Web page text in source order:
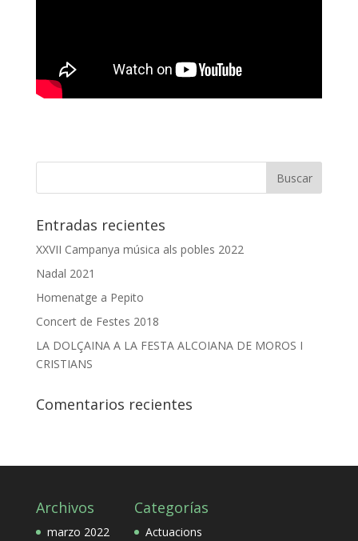
Entradas recientes
XXVII Campanya música als pobles 2022
Nadal 2021
Homenatge a Pepito
Concert de Festes 2018
LA DOLÇAINA A LA FESTA ALCOIANA DE MOROS I
CRISTIANS
Comentarios recientes
Archivos
marzo 2022
Categorías
Actuacions